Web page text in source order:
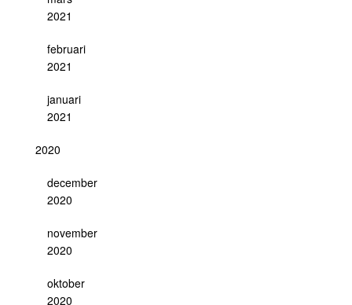
2021
februari
2021
januari
2021
2020
december
2020
november
2020
oktober
2020